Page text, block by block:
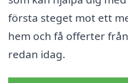
första steget mot ett
hem och få offerter
redan idag.